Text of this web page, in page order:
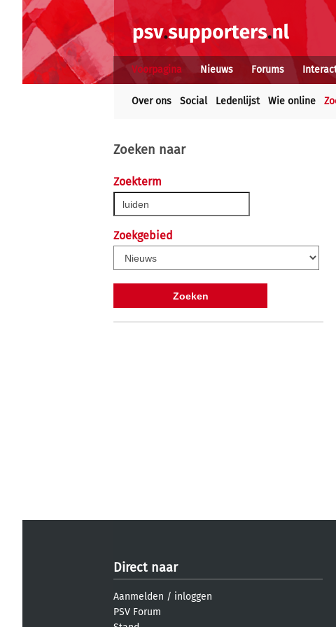
Voorpagina Nieuws Forums
Over ons Social Ledenlijst Wie online
Zoeken naar
Zoekterm
Zoekgebied
Direct naar
Aanmelden / inloggen
PSV Forum